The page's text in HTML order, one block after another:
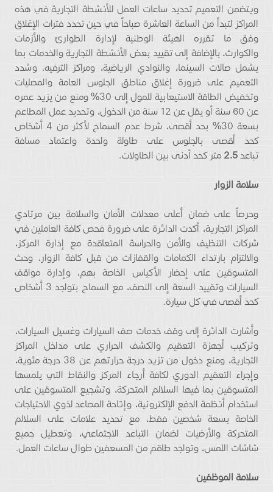
ويتضمن التعميم تحديد ساعات العمل للأنشطة التجارية في هذه
المراكز لتبدأ من الساعة العاشرة صباحاً في حين تحدد فترات الإغلاق
وفق ما تقرره الهيئة الوطنية لإدارة الطوارئ والأزمات
والكوارث. بالإضافة إلى تقييد بعض الأنشطة التجارية والخدمات بما
يشمل صالات السينما، والنوادي الرياضية، ومراكز الترفيه. وشدد
التعميم على ضرورة إغلاق مناطق الجلوس العامة والمصليات
وتخفيض الطاقة الاستيعابية للمول إلى 30% ومنع من يزيد عمره
عن 60 سنة أو يقل عن 12 سنة من الدخول، وتحديد عمل المطاعم
بسعة 30% بحد أقصى، شرط عدم السماح لأكثر من 4 أشخاص
كحد أقصى بالجلوس على طاولة واحدة واعتماد مسافة
تباعد2.5 متر كحد أدنى بين الطاولات.
سلامة الزوار
وحرصاً على ضمان أعلى معدلات الأمان والسلامة بين مرتادي
المراكز التجارية، أكدت الدائرة على ضرورة فحص كافة العاملين في
شركات التنظيف والأمن والحراسة المتعاقدة مع إدارة المركز،
والالتزام بارتداء الكمامات والقفازات من قبل كافة الزوار، وحث
المتسوقين على إحضار الأكياس الخاصة بهم، وإدارة مواقف
السيارات وتقييد السعة إلى النصف، مع السماح بتواجد 3 أشخاص
كحد أقصى في كل سيارة.
وأشارت الدائرة إلى وقف خدمات صف السيارات وغسيل السيارات،
وتركيب أجهزة التعقيم والكشف الحراري على مداخل المراكز
التجارية، ومنع دخول من تزيد درجة حرارتهم عن 38 درجة مئوية،
وإجراء التعقيم الدوري لكافة أرجاء المركز والنقاط التي يلمسها
المتسوقين بما فيها السلالم المتحركة، وتشجيع المتسوقين على
استخدام أنظمة الدفع الإلكترونية، وإتاحة المصاعد لذوي الاحتياجات
الخاصة بسعة شخصين فقط، مع تحديد علامات على السلالم
المتحركة والأرضيات لضمان التباعد الاجتماعي، وتعطيل جميع
شاشات اللمس، وتواجد طاقم من المسعفين طوال ساعات العمل.
سلامة الموظفين